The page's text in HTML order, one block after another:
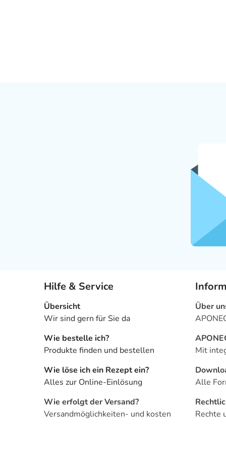
Hilfe & Service
Übersicht
Wir sind gern für Sie da
Wie bestelle ich?
Produkte finden und bestellen
Wie löse ich ein Rezept ein?
Alles zur Online-Einlösung
Wie erfolgt der Versand?
Versandmöglichkeiten- und kosten
Über
Mit
Alle
Rechte